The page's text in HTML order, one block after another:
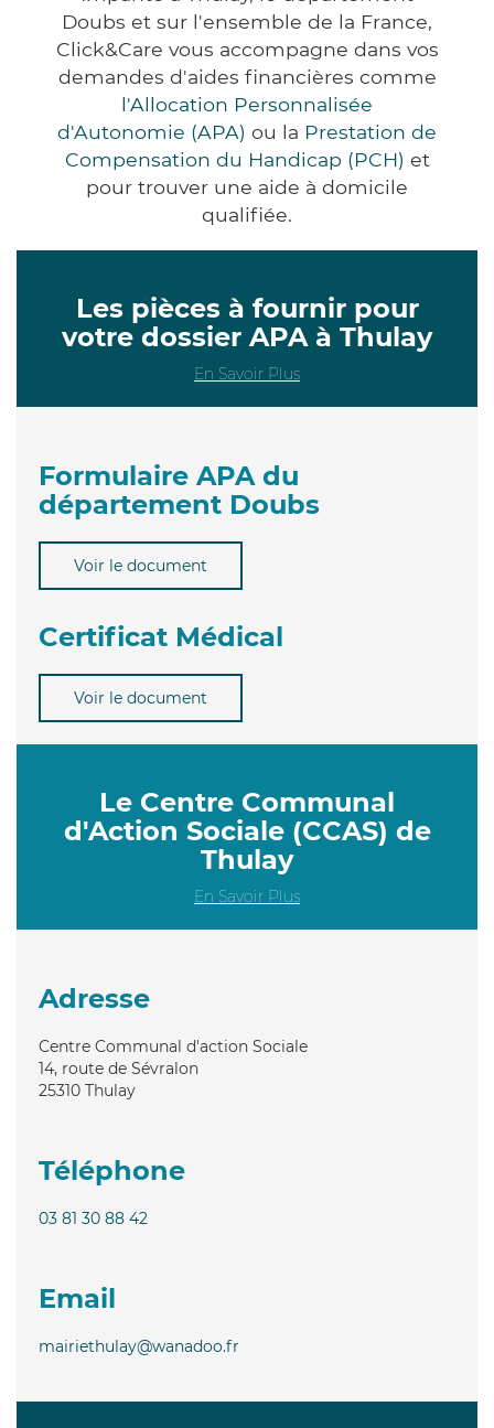
Doubs et sur l'ensemble de la France,
Click&Care vous accompagne dans vos
demandes d'aides financières comme
l'Allocation Personnalisée
d'Autonomie (APA) ou la Prestation de
Compensation du Handicap (PCH) et
pour trouver une aide à domicile
qualifiée.
Les pièces à fournir pour
votre dossier APA à Thulay
En Savoir Plus
Formulaire APA du
département Doubs
Voir le document
Certificat Médical
Voir le document
Le Centre Communal
d'Action Sociale (CCAS) de
Thulay
En Savoir Plus
Adresse
Centre Communal d'action Sociale
14, route de Sévralon
25310 Thulay
Téléphone
03 81 30 88 42
Email
mairiethulay@wanadoo.fr